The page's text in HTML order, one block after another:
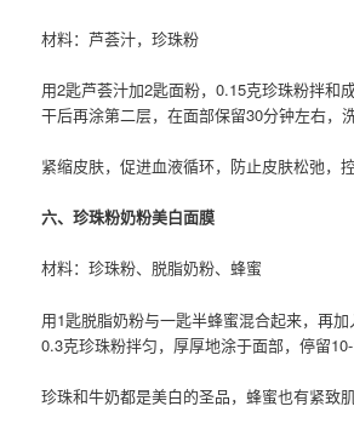
材料：芦荟汁，珍珠粉
用2匙芦荟汁加2匙面粉，0.15克珍珠粉拌和
干后再涂第二层，在面部保留30分钟左右，
紧缩皮肤，促进血液循环，防止皮肤松弛，
六、珍珠粉奶粉美白面膜
材料：珍珠粉、脱脂奶粉、蜂蜜
用1匙脱脂奶粉与一匙半蜂蜜混合起来，再
0.3克珍珠粉拌匀，厚厚地涂于面部，停留10-
珍珠和牛奶都是美白的圣品，蜂蜜也有紧致肌